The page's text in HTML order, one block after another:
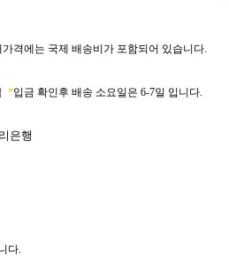
가격에는 국제 배송비가 포함되어 있습니다.
*입금 확인후 배송 소요일은 6-7일 입니다.
은행
다.